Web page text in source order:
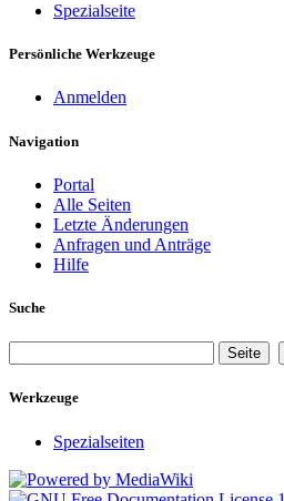
Spezialseite
Persönliche Werkzeuge
Anmelden
Navigation
Portal
Alle Seiten
Letzte Änderungen
Anfragen und Anträge
Hilfe
Suche
Werkzeuge
Spezialseiten